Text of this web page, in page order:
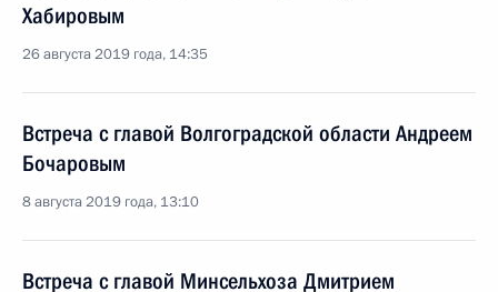
Хабировым
26 августа 2019 года, 14:35
Встреча с главой Волгоградской области Андреем
Бочаровым
8 августа 2019 года, 13:10
Встреча с главой Минсельхоза Дмитрием